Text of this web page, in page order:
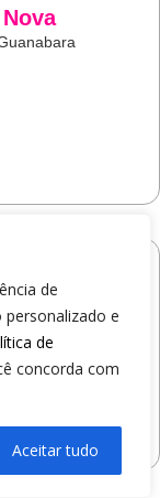
de
e
de
concorda com
Aceitar tudo